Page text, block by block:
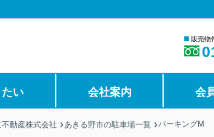
■ 販売物
い 会社案内 会
動産株式会社 あきる野市の駐車場一覧 パーキングM